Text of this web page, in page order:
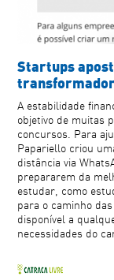
Startups
A estabilidade
objetivo de muitas
concursos. Para
Papariello criou
distância via
prepararem da
estudar, como
para o caminho
disponível a
necessidades do